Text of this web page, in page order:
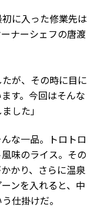
に入った修業先は
ナーシェフの唐渡
が、その時に目に
す。今回はそんな
した」
な一品。トロトロ
味のライス。その
かり、さらに温泉
ンを入れると、中
仕掛けだ。